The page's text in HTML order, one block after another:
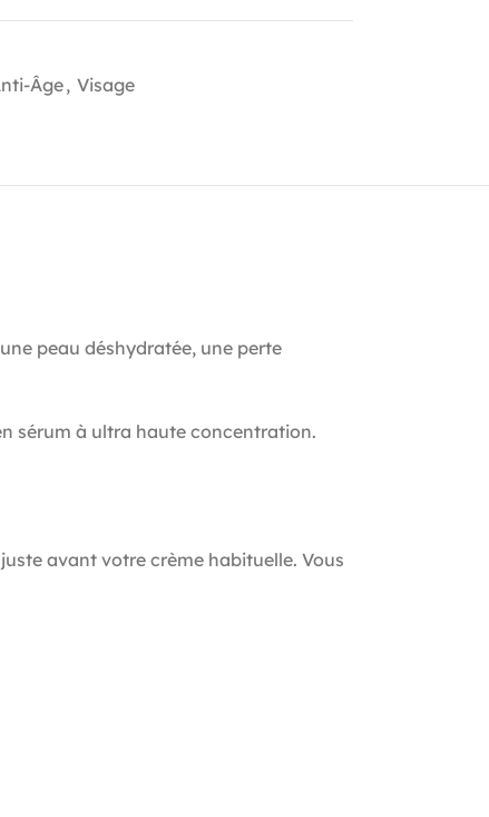
Âge, Visage
peau déshydratée, une perte
sérum à ultra haute concentration.
avant votre crème habituelle. Vous